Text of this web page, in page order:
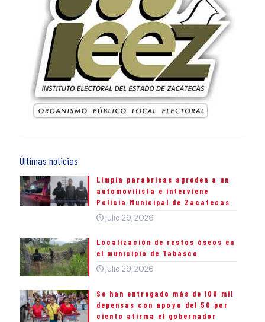
Últimas noticias
Limpia parabrisas agreden a un
automovilista e interviene
Policía Municipal de Zacatecas
julio 29, 2026
Localización de restos óseos en
el municipio de Tabasco
julio 29, 2026
Se han entregado más de 100 mil
depensas con apoyo del 50 por
ciento afirma el gobernador